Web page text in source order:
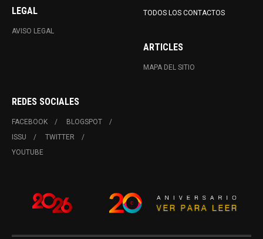
LEGAL
AVISO LEGAL
TODOS LOS CONTACTOS
ARTICLES
MAPA DEL SITIO
REDES SOCIALES
FACEBOOK
BLOGSPOT
ISSU
TWITTER
YOUTUBE